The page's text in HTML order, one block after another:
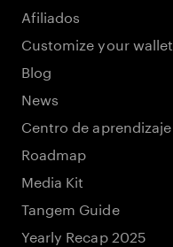
Afiliados
Customize your wallet
Blog
News
Centro de aprendizaje
Roadmap
Media Kit
Tangem Guide
Yearly Recap 2025